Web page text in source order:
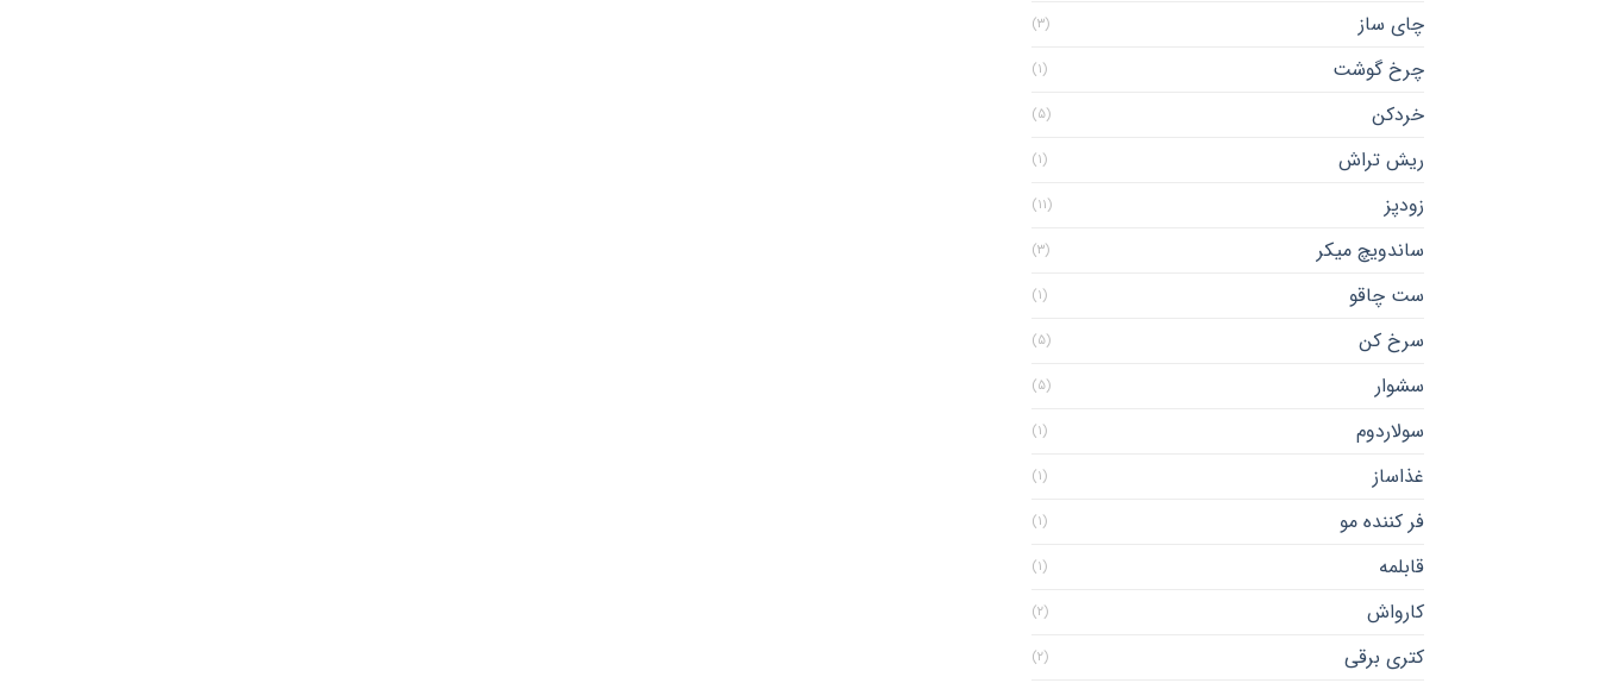
چای ساز (۳)
چرخ گوشت (۱)
خردکن (۵)
ریش تراش (۱)
زودپز (۱۱)
ساندویچ میکر (۳)
ست چاقو (۱)
سرخ کن (۵)
سشوار (۵)
سولاردوم (۱)
غذاساز (۱)
فر کننده مو (۱)
قابلمه (۱)
کارواش (۲)
کتری برقی (۲)